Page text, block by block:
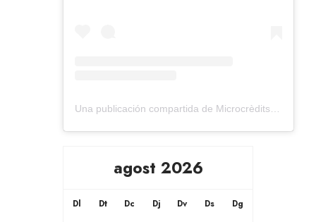
agost 2026
Dl Dt Dc Dj Dv Ds Dg